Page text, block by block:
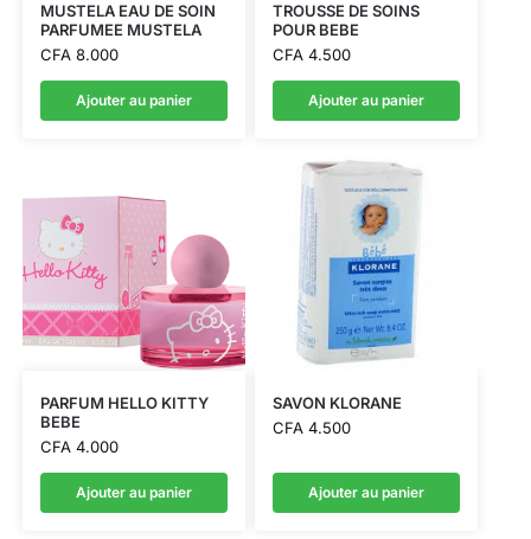
MUSTELA EAU DE SOIN
PARFUMEE MUSTELA
CFA8.000
Ajouter au panier
TROUSSE DE SOINS
POUR BEBE
CFA4.500
Ajouter au panier
PARFUM HELLO KITTY
BEBE
CFA4.000
Ajouter au panier
SAVON KLORANE
CFA4.500
Ajouter au panier